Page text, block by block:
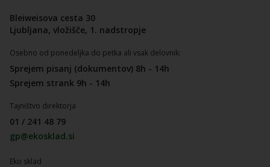
Bleiweisova cesta 30
Ljubljana, vložišče, 1. nadstropje
Osebno od ponedeljka do petka ali vsak delovnik:
Sprejem pisanj (dokumentov) 8h - 14h
Sprejem strank 9h - 14h
Tajništvo direktorja
01 / 241 48 79
gp@ekosklad.si
Eko sklad